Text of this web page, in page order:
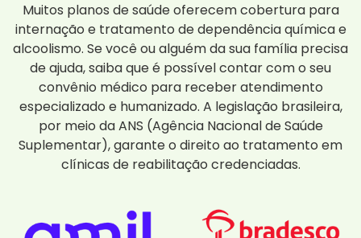
Muitos planos de saúde oferecem cobertura para
internação e tratamento de dependência química e
alcoolismo. Se você ou alguém da sua família precisa
de ajuda, saiba que é possível contar com o seu
convênio médico para receber atendimento
especializado e humanizado. A legislação brasileira,
por meio da ANS (Agência Nacional de Saúde
Suplementar), garante o direito ao tratamento em
clínicas de reabilitação credenciadas.